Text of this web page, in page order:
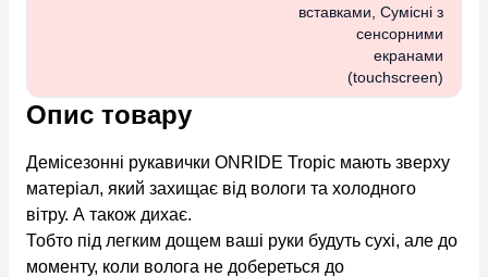
вставками, Сумісні з
сенсорними
екранами
(touchscreen)
Опис товару
Демісезонні рукавички ONRIDE Tropic мають зверху
матеріал, який захищає від вологи та холодного
вітру. А також дихає.
Тобто під легким дощем ваші руки будуть сухі, але до
моменту, коли волога не добереться до